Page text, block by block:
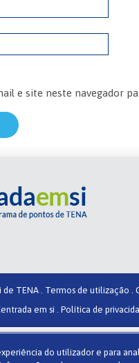
e site neste navegador
TENA . Termos de utilização .
em si .
Política de
do utilizador e para